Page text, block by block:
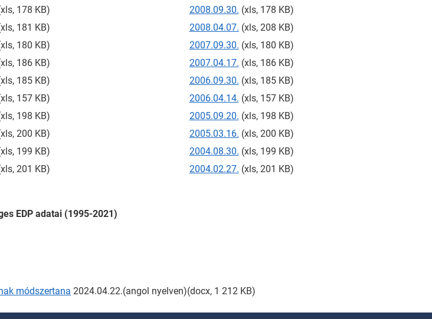
178 KB)
181 KB)
180 KB)
186 KB)
185 KB)
157 KB)
198 KB)
200 KB)
199 KB)
201 KB)
2008.09.30. (xls, 178 KB)
2008.04.07. (xls, 208 KB)
2007.09.30. (xls, 180 KB)
2007.04.17. (xls, 186 KB)
2006.09.30. (xls, 185 KB)
2006.04.14. (xls, 157 KB)
2005.09.20. (xls, 198 KB)
2005.03.16. (xls, 200 KB)
2004.08.30. (xls, 199 KB)
2004.02.27. (xls, 201 KB)
EDP adatai (1995-2021)
módszertana 2024.04.22.(angol nyelven)(docx, 1 212 KB)